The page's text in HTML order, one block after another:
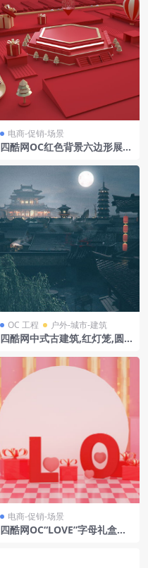
电商-促销-场景
四酷网OC红色背景六边形展台
OC 工程 户外-城市-建筑
四酷网中式古建筑,红灯笼,圆
电商-促销-场景
四酷网OC“LOVE”字母礼盒心